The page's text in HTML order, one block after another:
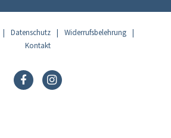
| Datenschutz | Widerrufsbelehrung |
Kontakt